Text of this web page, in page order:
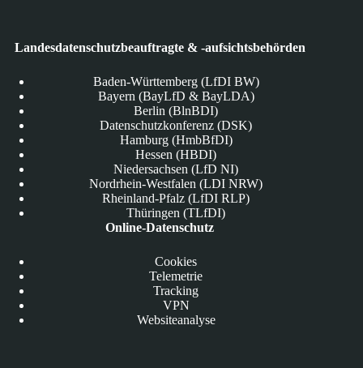
Landesdatenschutzbeauftragte & -aufsichtsbehörden
Baden-Württemberg (LfDI BW)
Bayern (BayLfD & BayLDA)
Berlin (BlnBDI)
Datenschutzkonferenz (DSK)
Hamburg (HmbBfDI)
Hessen (HBDI)
Niedersachsen (LfD NI)
Nordrhein-Westfalen (LDI NRW)
Rheinland-Pfalz (LfDI RLP)
Thüringen (TLfDI)
Online-Datenschutz
Cookies
Telemetrie
Tracking
VPN
Websiteanalyse